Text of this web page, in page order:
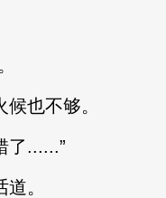
也不够。
......”
。